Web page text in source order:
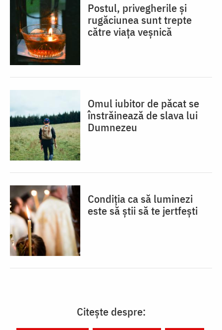
Postul, privegherile și
rugăciunea sunt trepte
către viața veșnică
Omul iubitor de păcat se
înstrăinează de slava lui
Dumnezeu
Condiția ca să luminezi
este să știi să te jertfești
Citește despre: